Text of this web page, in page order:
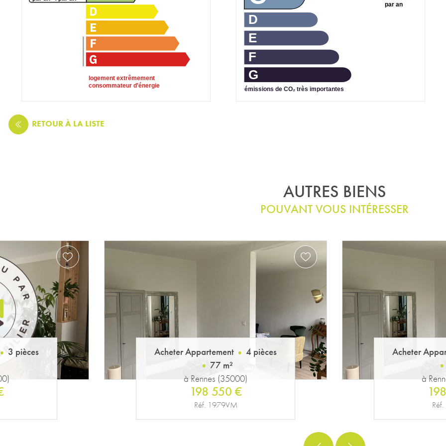
logement extrêmement
consommateur d'énergie
par an
D
E
F
G
émissions de CO₂ très importantes
RETOURÀ LA LISTE
AUTRES BIENS
POUVANT VOUS INTÉRESSER
4 pièces Acheter Appartement
4 pièces
77 m²
à Rennes (35000)
198 550 €
Réf. 1979VM
Acheter
à